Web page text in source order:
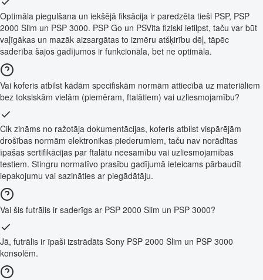
Optimāla piegulšana un iekšējā fiksācija ir paredzēta tieši PSP, PSP
2000 Slim un PSP 3000. PSP Go un PSVita fiziski ietilpst, taču var būt
vaļīgākas un mazāk aizsargātas to izmēru atšķirību dēļ, tāpēc
saderība šajos gadījumos ir funkcionāla, bet ne optimāla.
Vai koferis atbilst kādām specifiskām normām attiecībā uz materiāliem
bez toksiskām vielām (piemēram, ftalātiem) vai uzliesmojamību?
Cik zināms no ražotāja dokumentācijas, koferis atbilst vispārējām
drošības normām elektronikas piederumiem, taču nav norādītas
īpašas sertifikācijas par ftalātu neesamību vai uzliesmojamības
testiem. Stingru normatīvo prasību gadījumā ieteicams pārbaudīt
iepakojumu vai sazināties ar piegādātāju.
Vai šis futrālis ir saderīgs ar PSP 2000 Slim un PSP 3000?
Jā, futrālis ir īpaši izstrādāts Sony PSP 2000 Slim un PSP 3000
konsolēm.